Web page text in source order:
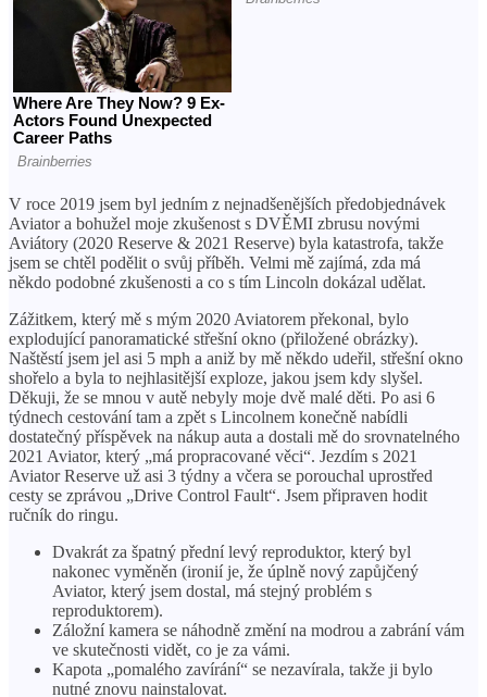
V roce 2019 jsem byl jedním z nejnadšenějších předobjednávek
Aviator a bohužel moje zkušenost s DVĚMI zbrusu novými
Aviátory (2020 Reserve & 2021 Reserve) byla katastrofa, takže
jsem se chtěl podělit o svůj příběh. Velmi mě zajímá, zda má
někdo podobné zkušenosti a co s tím Lincoln dokázal udělat.
Zážitkem, který mě s mým 2020 Aviatorem překonal, bylo
explodující panoramatické střešní okno (přiložené obrázky).
Naštěstí jsem jel asi 5 mph a aniž by mě někdo udeřil, střešní okno
shořelo a byla to nejhlasitější exploze, jakou jsem kdy slyšel.
Děkuji, že se mnou v autě nebyly moje dvě malé děti. Po asi 6
týdnech cestování tam a zpět s Lincolnem konečně nabídli
dostatečný příspěvek na nákup auta a dostali mě do srovnatelného
2021 Aviator, který „má propracované věci“. Jezdím s 2021
Aviator Reserve už asi 3 týdny a včera se porouchal uprostřed
cesty se zprávou „Drive Control Fault“. Jsem připraven hodit
ručník do ringu.
Dvakrát za špatný přední levý reproduktor, který byl
nakonec vyměněn (ironií je, že úplně nový zapůjčený
Aviator, který jsem dostal, má stejný problém s
reproduktorem).
Záložní kamera se náhodně změní na modrou a zabrání vám
ve skutečnosti vidět, co je za vámi.
Kapota „pomalého zavírání“ se nezavírala, takže ji bylo
nutné znovu nainstalovat.